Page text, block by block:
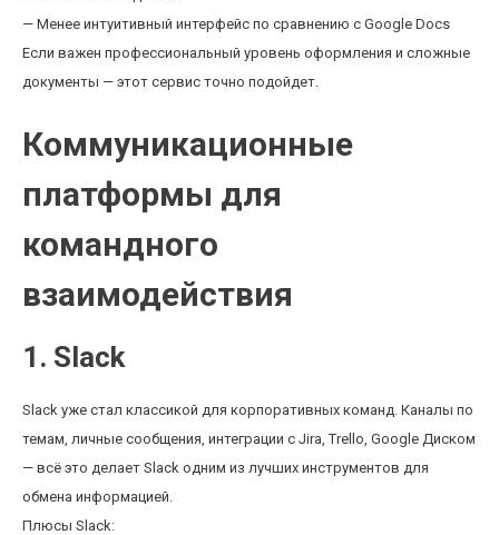
— Менее интуитивный интерфейс по сравнению с Google Docs
Если важен профессиональный уровень оформления и сложные
документы — этот сервис точно подойдет.
Коммуникационные
платформы для
командного
взаимодействия
1. Slack
Slack уже стал классикой для корпоративных команд. Каналы по
темам, личные сообщения, интеграции с Jira, Trello, Google Диском
— всё это делает Slack одним из лучших инструментов для
обмена информацией.
Плюсы Slack: